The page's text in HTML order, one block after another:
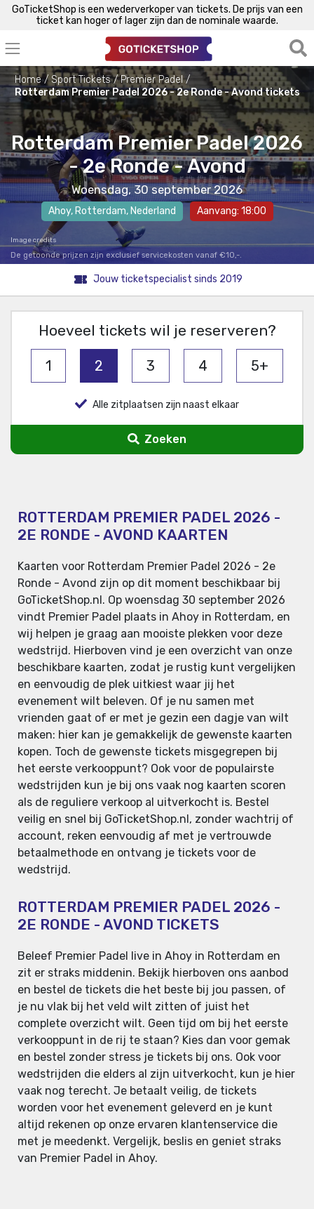
GoTicketShop is een wederverkoper van tickets. De prijs van een
ticket kan hoger of lager zijn dan de nominale waarde.
Home Sport Tickets
Premier Padel
Rotterdam Premier Padel 2026 - 2e Ronde - Avond tickets
Rotterdam Premier Padel 2026
- 2e Ronde - Avond
Woensdag, 30 september 2026
Ahoy, Rotterdam, Nederland Aanvang: 18:00
Image credits
De getoonde prijzen zijn exclusief servicekosten vanaf €10,-.
Jouw ticketspecialist sinds 2019
Hoeveel tickets wil je reserveren?
1 2 3 4 5+
Alle zitplaatsen zijn naast elkaar
Zoeken
ROTTERDAM PREMIER PADEL 2026 -
2E RONDE - AVOND KAARTEN
Kaarten voor Rotterdam Premier Padel 2026 - 2e
Ronde - Avond zijn op dit moment beschikbaar bij
GoTicketShop.nl. Op woensdag 30 september 2026
vindt Premier Padel plaats in Ahoy in Rotterdam, en
wij helpen je graag aan mooiste plekken voor deze
wedstrijd. Hierboven vind je een overzicht van onze
beschikbare kaarten, zodat je rustig kunt vergelijken
en eenvoudig de plek uitkiest waar jij het
evenement wilt beleven. Of je nu samen met
vrienden gaat of er met je gezin een dagje van wilt
maken: hier kan je gemakkelijk de gewenste kaarten
kopen. Toch de gewenste tickets misgegrepen bij
het eerste verkooppunt? Ook voor de populairste
wedstrijden kun je bij ons vaak nog kaarten scoren
als de reguliere verkoop al uitverkocht is. Bestel
veilig en snel bij GoTicketShop.nl, zonder wachtrij of
account, reken eenvoudig af met je vertrouwde
betaalmethode en ontvang je tickets voor de
wedstrijd.
ROTTERDAM PREMIER PADEL 2026 -
2E RONDE - AVOND TICKETS
Beleef Premier Padel live in Ahoy in Rotterdam en
zit er straks middenin. Bekijk hierboven ons aanbod
en bestel de tickets die het beste bij jou passen, of
je nu vlak bij het veld wilt zitten of juist het
complete overzicht wilt. Geen tijd om bij het eerste
verkooppunt in de rij te staan? Kies dan voor gemak
en bestel zonder stress je tickets bij ons. Ook voor
wedstrijden die elders al zijn uitverkocht, kun je hier
vaak nog terecht. Je betaalt veilig, de tickets
worden voor het evenement geleverd en je kunt
altijd rekenen op onze ervaren klantenservice die
met je meedenkt. Vergelijk, beslis en geniet straks
van Premier Padel in Ahoy.